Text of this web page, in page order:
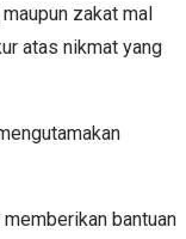
zakat mal
atas nikmat yang
bantuan